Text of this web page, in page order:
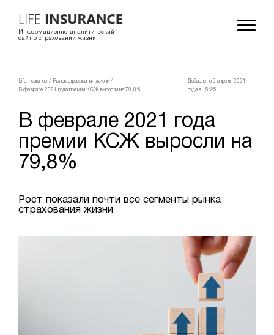
Информационно-аналитический
сайт о страховании жизни
LifeInsurance / Рынок страхования жизни /
В феврале 2021 года премии КСЖ выросли на 79,8%
Добавлено 5 апреля 2021
года в 15:25
В феврале 2021 года
премии КСЖ выросли на
79,8%
Рост показали почти все сегменты рынка
страхования жизни